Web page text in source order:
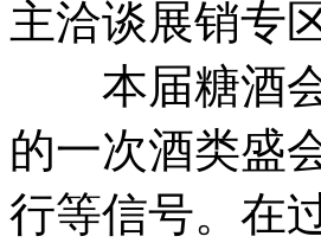
主洽谈展销专
本届糖酒会
的一次酒类盛
行等信号。在